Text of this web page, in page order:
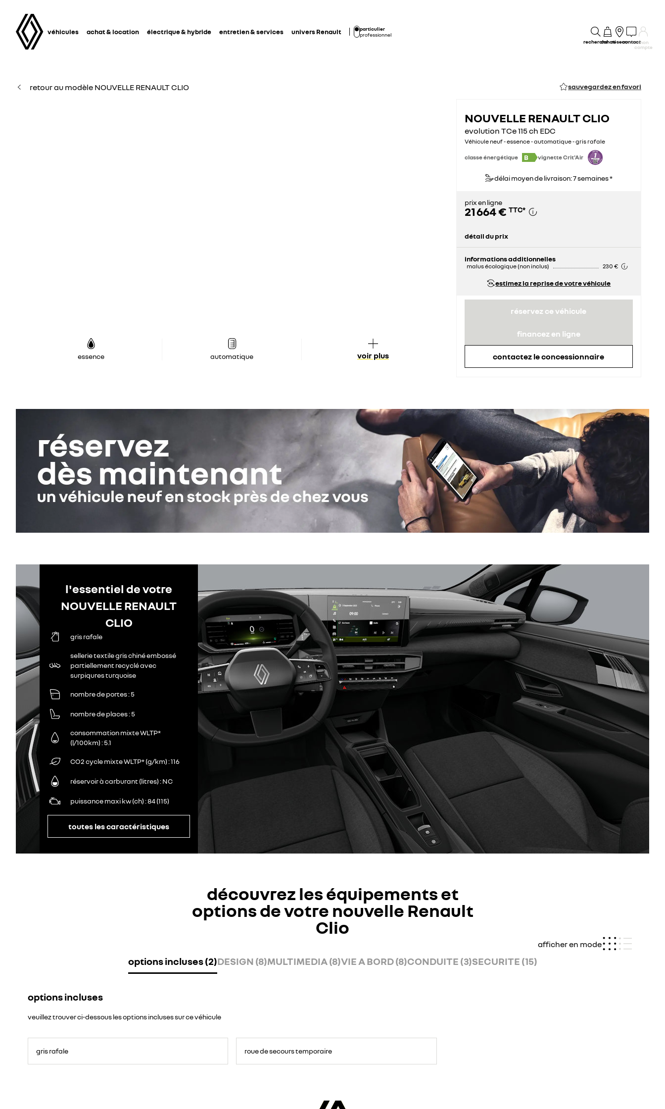
véhicules achat & location électrique & hybride entretien & services univers Renault
particulier
professionnel
rechercheachatréseaucontactmon
compte
retour au modèle NOUVELLE RENAULT CLIO sauvegardez en favori
essence automatique voir plus
NOUVELLE RENAULT CLIO
evolution TCe 115 ch EDC
Véhicule neuf - essence - automatique - gris rafale
classe énergétique B vignette Crit'Air
délai moyen de livraison: 7 semaines *
prix en ligne
21 664 € TTC*
détail du prix
informations additionnelles
malus écologique (non inclus) 230 €
estimez la reprise de votre véhicule
réservez ce véhicule
financez en ligne
contactez le concessionnaire
l'essentiel de votre
NOUVELLE RENAULT
CLIO
gris rafale
sellerie textile gris chiné embossé
partiellement recyclé avec
surpiqures turquoise
nombre de portes 5
nombre de places 5
consommation mixte WLTP*
(l/100km) 5.1
CO2 cycle mixte WLTP* (g/km) 116
réservoir à carburant (litres) NC
puissance maxi kw (ch) 84 (115)
toutes les caractéristiques
découvrez les équipements et
options de votre nouvelle Renault
Clio
afficher en mode
options incluses (2)DESIGN (8)MULTIMEDIA (8)VIE A BORD (8)CONDUITE (3)SECURITE (15)
options incluses
veuillez trouver ci-dessous les options incluses sur ce véhicule
gris rafale roue de secours temporaire